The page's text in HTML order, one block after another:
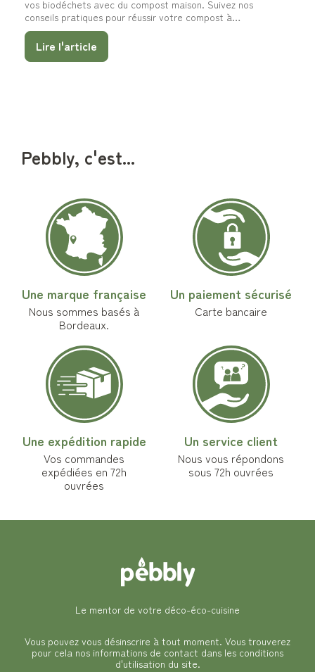
vos biodéchets avec du compost maison. Suivez nos
conseils pratiques pour réussir votre compost à
l’extérieur, avec les seaux à compost Pebbly adaptés à
votre quotidien.
Lire l'article
Pebbly, c'est...
Une marque française
Nous sommes basés à
Bordeaux.
Un paiement sécurisé
Carte bancaire
Une expédition rapide
Vos commandes
expédiées en 72h
ouvrées
Un service client
Nous vous répondons
sous 72h ouvrées
Le mentor de votre déco-éco-cuisine
Vous pouvez vous désinscrire à tout moment. Vous trouverez
pour cela nos informations de contact dans les conditions
d'utilisation du site.